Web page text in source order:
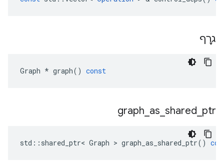
גרָף
Graph * graph() const
graph as shared ptr
std :: shared_ptr< Graph > graph_as_shared_ptr()